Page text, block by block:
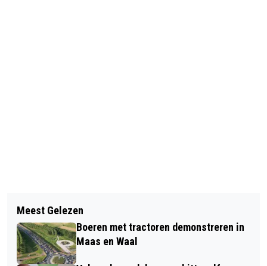
VOORLOPIG GEEN EXTREME HITTE IN
NEDERLAND
EERSTE WANDELDAG NIJMEEGSE
VIERDAAGSE TE VEEL VOOR 732
LOPERS
Meest Gelezen
Boeren met tractoren demonstreren in
Maas en Waal